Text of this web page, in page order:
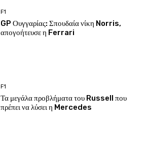
F1
GP Ουγγαρίας: Σπουδαία νίκη Norris,
απογοήτευσε η Ferrari
F1
Τα μεγάλα προβλήματα του Russell που
πρέπει να λύσει η Mercedes